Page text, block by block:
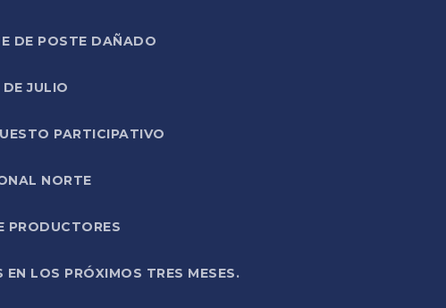
DE POSTE DAÑADO
JULIO
PARTICIPATIVO
NORTE
PRODUCTORES
LOS PRÓXIMOS TRES MESES.